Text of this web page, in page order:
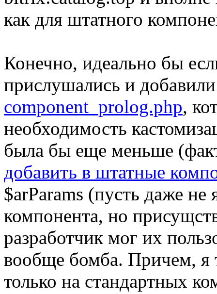
как для штатного
Конечно, идеально бы
прислушались и
component_prolog.php,
необходимость
была бы еще меньше
добавить в штатные
$arParams (пусть даже
компонента, но
разработчик мог их
вообще бомба. Причем, я
только на стандартных